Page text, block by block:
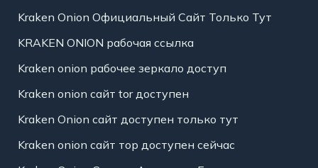
Kraken Onion Официальный Сайт Только Тут
KRAKEN ONION рабочая ссылка
Kraken onion рабочее зеркало доступ
Kraken onion сайт tor доступен
Kraken Onion сайт доступен только тут
Kraken onion сайт тор доступен сейчас